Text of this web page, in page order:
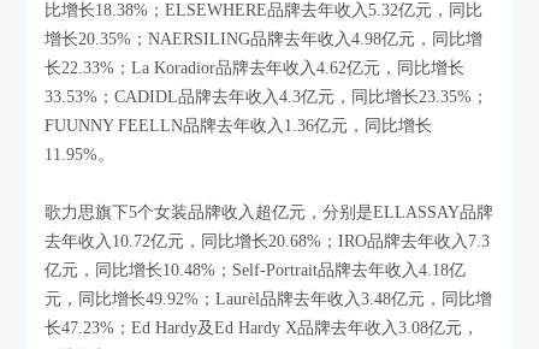
比增长18.38%；ELSEWHERE品牌去年收入5.32亿元，同比
增长20.35%；NAERSILING品牌去年收入4.98亿元，同比增
长22.33%；La Koradior品牌去年收入4.62亿元，同比增长
33.53%；CADIDL品牌去年收入4.3亿元，同比增长23.35%；
FUUNNY FEELLN品牌去年收入1.36亿元，同比增长
11.95%。
歌力思旗下5个女装品牌收入超亿元，分别是ELLASSAY品牌
去年收入10.72亿元，同比增长20.68%；IRO品牌去年收入7.3
亿元，同比增长10.48%；Self-Portrait品牌去年收入4.18亿
元，同比增长49.92%；Laurèl品牌去年收入3.48亿元，同比增
长47.23%；Ed Hardy及Ed Hardy X品牌去年收入3.08亿元，